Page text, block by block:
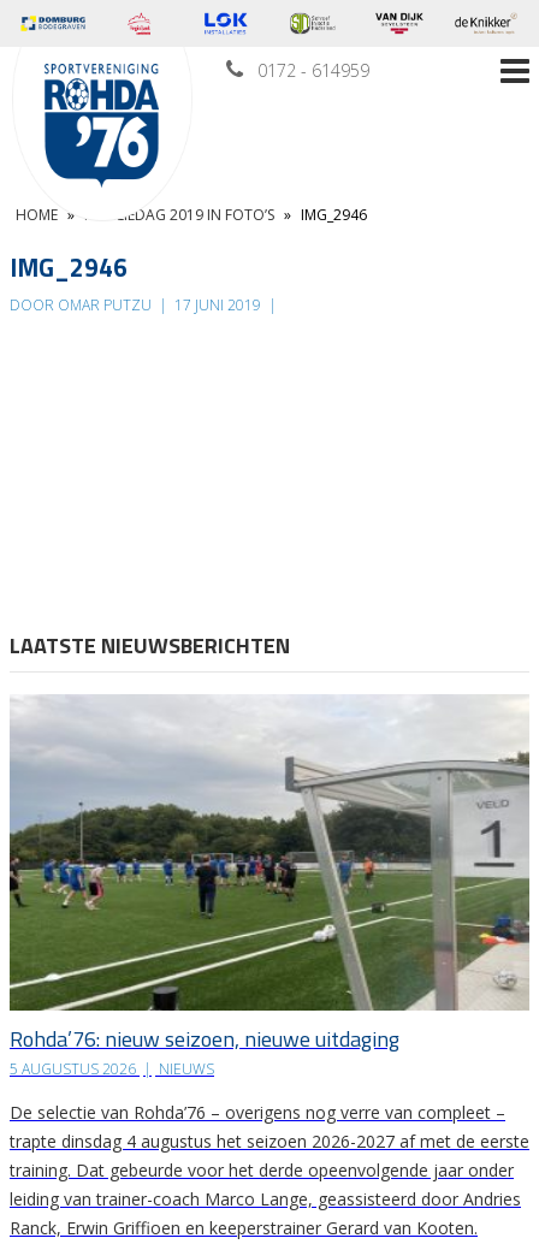
0172 - 614959
HOME » FAMILIEDAG 2019 IN FOTO’S » IMG_2946
IMG_2946
DOOR OMAR PUTZU | 17 JUNI 2019 |
LAATSTE NIEUWSBERICHTEN
Rohda’76: nieuw seizoen, nieuwe uitdaging
5 AUGUSTUS 2026 | NIEUWS
De selectie van Rohda’76 – overigens nog verre van compleet –
trapte dinsdag 4 augustus het seizoen 2026-2027 af met de eerste
training. Dat gebeurde voor het derde opeenvolgende jaar onder
leiding van trainer-coach Marco Lange, geassisteerd door Andries
Ranck, Erwin Griffioen en keeperstrainer Gerard van Kooten.